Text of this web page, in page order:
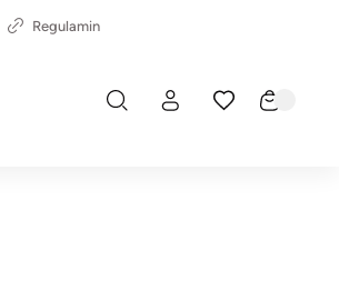
Regulamin